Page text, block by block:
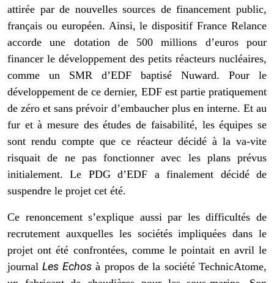
attirée par de nouvelles sources de financement public,
français ou européen. Ainsi, le dispositif France Relance
accorde une dotation de 500 millions d’euros pour
financer le développement des petits réacteurs nucléaires,
comme un SMR d’EDF baptisé Nuward. Pour le
développement de ce dernier, EDF est partie pratiquement
de zéro et sans prévoir d’embaucher plus en interne. Et au
fur et à mesure des études de faisabilité, les équipes se
sont rendu compte que ce réacteur décidé à la va-vite
risquait de ne pas fonctionner avec les plans prévus
initialement. Le PDG d’EDF a finalement décidé de
suspendre le projet cet été.
Ce renoncement s’explique aussi par les difficultés de
recrutement auxquelles les sociétés impliquées dans le
projet ont été confrontées, comme le pointait en avril le
journalLes Echosà propos de la société ­TechnicAtome,